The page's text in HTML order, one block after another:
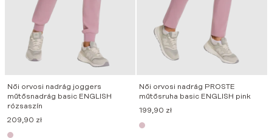
Női orvosi nadrág joggers
műtősnadrág basic ENGLISH
rózsaszín
209,90 zł
Női orvosi nadrág PROSTE
műtősruha basic ENGLISH pink
199,90 zł